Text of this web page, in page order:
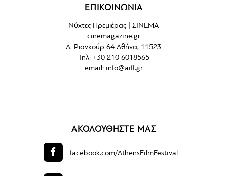
ΕΠΙΚΟΙΝΩΝΙΑ
Νύχτες Πρεμιέρας | ΣΙΝΕΜΑ
cinemagazine.gr
Λ. Ριανκούρ 64 Αθήνα, 11523
Τηλ: +30 210 6018565
email: info@aiff.gr
ΑΚΟΛΟΥΘΗΣΤΕ ΜΑΣ
facebook.com/AthensFilmFestival